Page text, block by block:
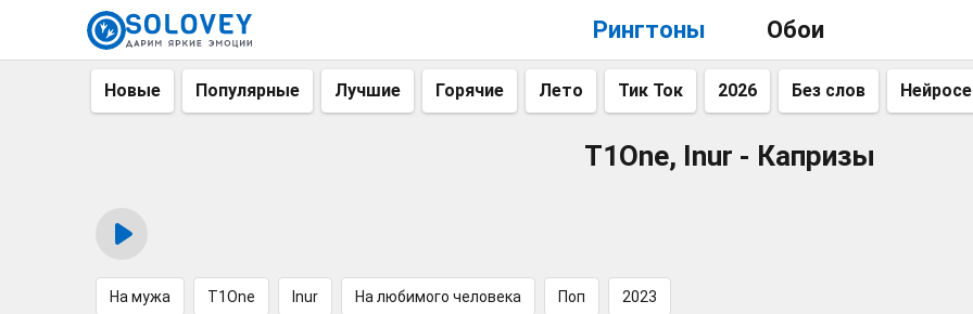
Рингтоны Обои
Новые Популярные Лучшие Горячие Лето Тик Ток 2026 Без слов
T1One, Inur - Капризы
На мужа T1One Inur На любимого человека Поп 2023